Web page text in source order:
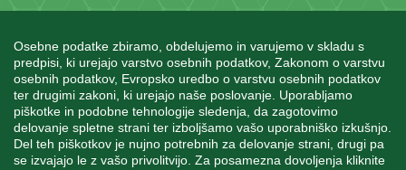
Osebne podatke zbiramo, obdelujemo in varujemo v skladu s
predpisi, ki urejajo varstvo osebnih podatkov, Zakonom o varstvu
osebnih podatkov, Evropsko uredbo o varstvu osebnih podatkov
ter drugimi zakoni, ki urejajo naše poslovanje. Uporabljamo
piškotke in podobne tehnologije sledenja, da zagotovimo
delovanje spletne strani ter izboljšamo vašo uporabniško izkušnjo.
Del teh piškotkov je nujno potrebnih za delovanje strani, drugi pa
se izvajajo le z vašo privolitvijo. Za posamezna dovoljenja kliknite
INFORMACIJE
MOJ RAČUN